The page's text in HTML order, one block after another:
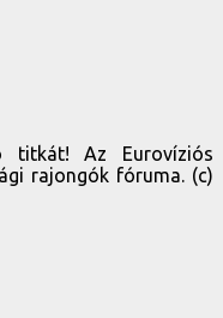
titkát! Az Eurovíziós
rajongók fóruma. (c)